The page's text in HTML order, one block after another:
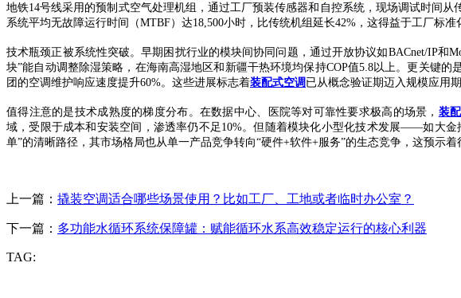
地铁14号线采用的预制式空气处理机组，通过工厂预装传感器和自控系统，现场调试时间
系统平均无故障运行时间（MTBF）达18,500小时，比传统机组延长42%，这得益于工厂
技术瓶颈正被系统性突破。早期困扰行业的模块间协同问题，通过开放协议如BACnet/IP和
块”能自动调整除湿策略，在海南高湿地区和新疆干热环境均保持COP值5.8以上。更关键
团的空调维护响应速度提升60%。这些进展标志着装配式空调 已从概念验证期迈入规模应用
值得注意的是技术成熟度的梯度分布。在数据中心、医院等对可靠性要求极高的场景， 装
域，受限于成本和安装空间，渗透率仍不足10%。但随着模块化小型化技术发展——如大金
单”的清晰路径，其市场格局也从单一产品竞争转向“硬件+软件+服务”的生态竞争，这预示着
上一篇： 撬装空调适合哪些场景使用？比如工厂、工地或者临时办公室？
下一篇： 多功能水循环系统保障罐：赋能循环水系高效稳定运行的核心利器
TAG: